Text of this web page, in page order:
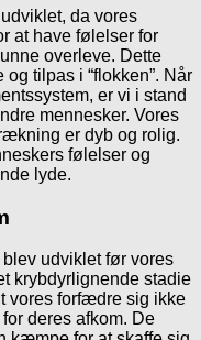
da vores
at have følelser for
overleve. Dette
tilpas i “flokken”. Når
er vi i stand
mennesker. Vores
er dyb og rolig.
følelser og
lyde.
udviklet før vores
krybdyrlignende stadie
vores forfædre sig ikke
deres afkom. De